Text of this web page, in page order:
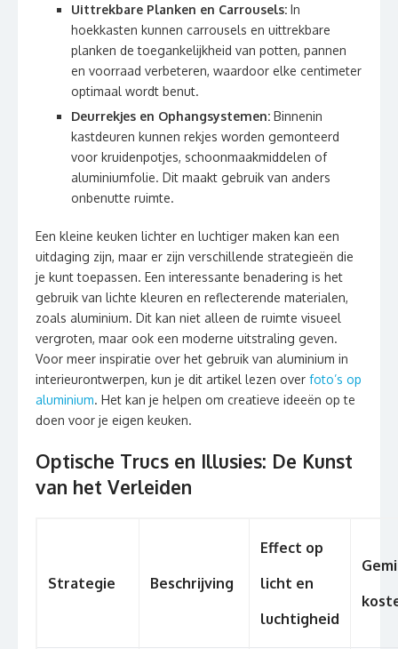
Uittrekbare Planken en Carrousels: In
hoekkasten kunnen carrousels en uittrekbare
planken de toegankelijkheid van potten, pannen
en voorraad verbeteren, waardoor elke centimeter
optimaal wordt benut.
Deurrekjes en Ophangsystemen: Binnenin
kastdeuren kunnen rekjes worden gemonteerd
voor kruidenpotjes, schoonmaakmiddelen of
aluminiumfolie. Dit maakt gebruik van anders
onbenutte ruimte.
Een kleine keuken lichter en luchtiger maken kan een
uitdaging zijn, maar er zijn verschillende strategieën die
je kunt toepassen. Een interessante benadering is het
gebruik van lichte kleuren en reflecterende materialen,
zoals aluminium. Dit kan niet alleen de ruimte visueel
vergroten, maar ook een moderne uitstraling geven.
Voor meer inspiratie over het gebruik van aluminium in
interieurontwerpen, kun je dit artikel lezen over foto’s op
aluminium. Het kan je helpen om creatieve ideeën op te
doen voor je eigen keuken.
Optische Trucs en Illusies: De Kunst
van het Verleiden
Strategie Beschrijving
Effect op
licht en
luchtigheid